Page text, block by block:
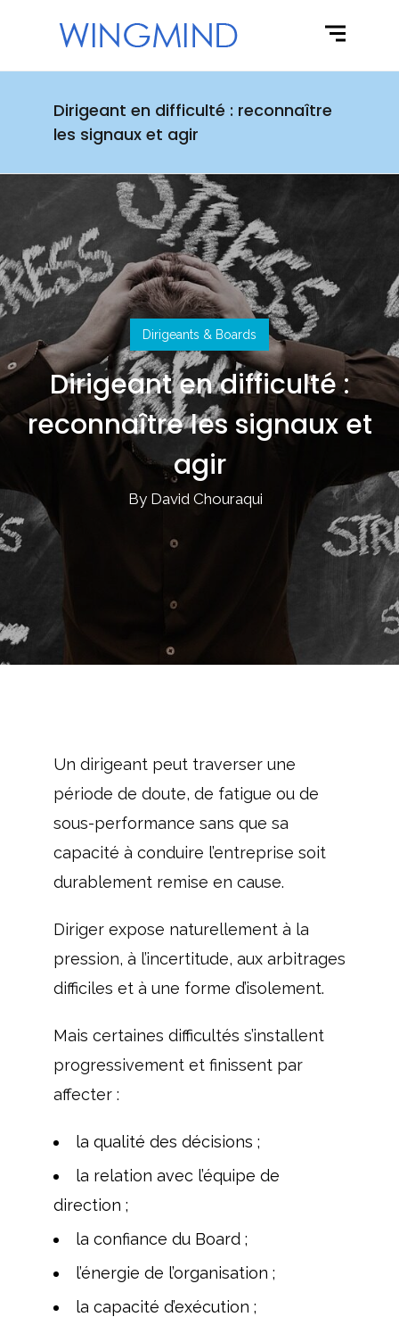
Dirigeant en difficulté : reconnaître
les signaux et agir
Dirigeants & Boards
Dirigeant en difficulté :
reconnaître les signaux et
agir
By David Chouraqui
Un dirigeant peut traverser une
période de doute, de fatigue ou de
sous-performance sans que sa
capacité à conduire l’entreprise soit
durablement remise en cause.
Diriger expose naturellement à la
pression, à l’incertitude, aux arbitrages
difficiles et à une forme d’isolement.
Mais certaines difficultés s’installent
progressivement et finissent par
affecter :
la qualité des décisions ;
la relation avec l’équipe de
direction ;
la confiance du Board ;
l’énergie de l’organisation ;
la capacité d’exécution ;